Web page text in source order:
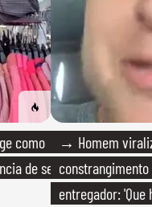
como
de ser
→ Homem
entregador: 'Que